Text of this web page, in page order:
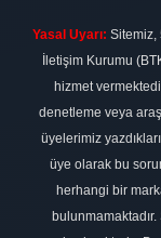
Yasal Uyarı: Sitemiz,
İletişim Kurumu
hizmet
denetleme veya
üyelerimiz
üye olarak bu
herhangi bir
bulunmamaktadır.